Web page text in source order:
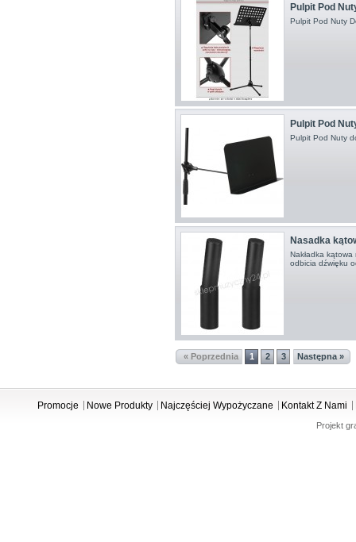
Pulpit Pod
Pulpit Pod Nuty
Pulpit Pod
Pulpit Pod Nuty
Nasadka
Nakładka
odbicia dźwięku
« Poprzednia 1 2 3 Następna »
Promocje Nowe Produkty Najczęściej Wypożyczane Kontakt Z Nami
Projekt